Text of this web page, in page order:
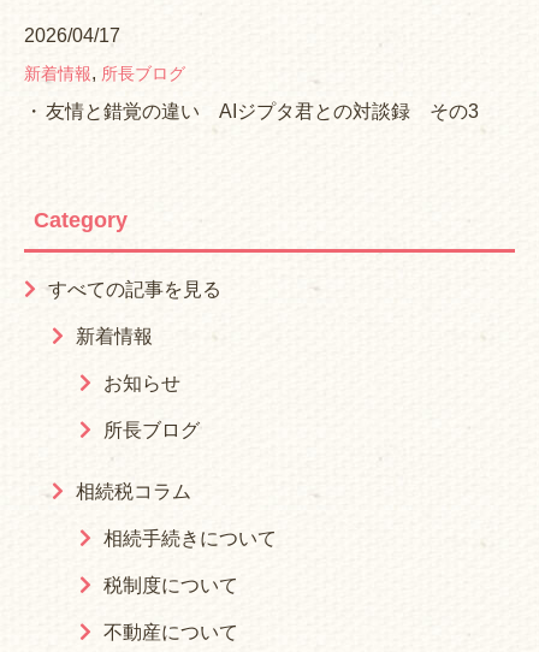
2026/04/17
新着情報, 所長ブログ
友情と錯覚の違い AIジプタ君との対談録 その3
Category
すべての記事を見る
新着情報
お知らせ
所長ブログ
相続税コラム
相続手続きについて
税制度について
不動産について